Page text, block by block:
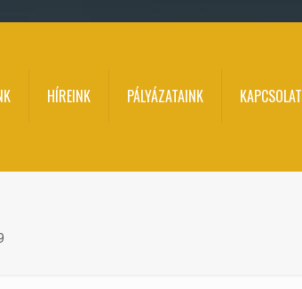
HÍREINK PÁLYÁZATAINK KAPCSOLAT